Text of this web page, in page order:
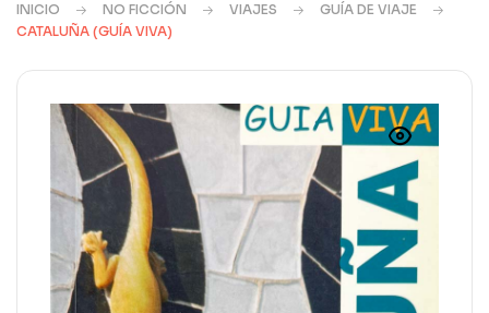
INICIO NO FICCIÓN VIAJES
GUÍA DE VIAJE
CATALUÑA (GUÍA VIVA)